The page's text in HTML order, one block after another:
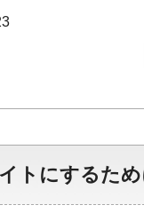
トにするた